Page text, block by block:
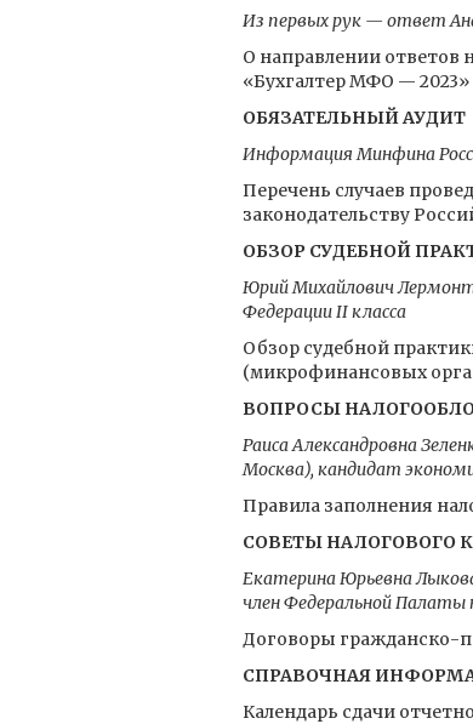
Из первых рук — ответ
О направлении ответов
«Бухгалтер МФО — 2023»
ОБЯЗАТЕЛЬНЫЙ АУДИТ
Информация Минфина
Перечень случаев
законодательству
ОБЗОР СУДЕБНОЙ
Юрий Михайлович
Федерации II класса
Обзор судебной
(микрофинансовых
ВОПРОСЫ
Раиса Александровна
Москва), кандидат
Правила заполнения
СОВЕТЫ НАЛОГОВОГО
Екатерина Юрьевна
член Федеральной Палаты
Договоры гражданско-
СПРАВОЧНАЯ
Календарь сдачи